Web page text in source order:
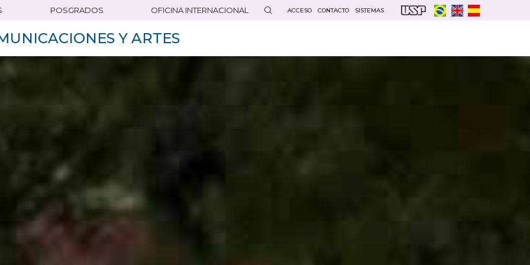
POSGRADOS OFICINA INTERNACIONAL ACCESO CONTACTO SISTEMAS
Y ARTES